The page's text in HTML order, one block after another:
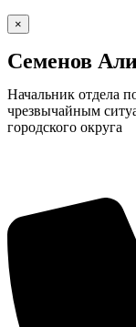
×
Семенов
Начальник отдела
чрезвычайным
городского округа